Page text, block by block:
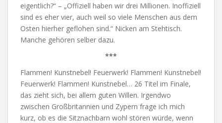
eigentlich?“ – „Offiziell haben wir drei Millionen. Inoffiziell
sind es eher vier, auch weil so viele Menschen aus dem
Osten hierher geflohen sind.“ Nicken am Stehtisch.
Manche gehören selber dazu.
***
Flammen! Kunstnebel! Feuerwerk! Flammen! Kunstnebel!
Feuerwerk! Flammen! Kunstnebel… 26 Titel im Finale,
das zieht sich, bei allem guten Willen. Irgendwo
zwischen Großbritannien und Zypern frage ich mich
kurz, ob es die Sitznachbarn wohl stören würde, wenn